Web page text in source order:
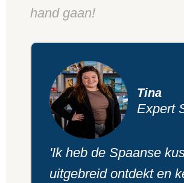
hand gaan!
Tina
Expert
'Ik heb de Spaanse
uitgebreid ontdekt en